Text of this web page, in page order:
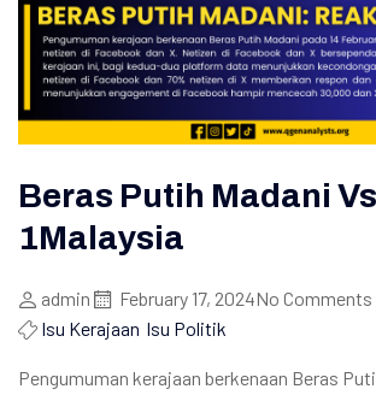
Beras Putih Madani
1Malaysia
admin February 17, 2024No Comments
Isu Kerajaan Isu Politik
Pengumuman kerajaan berkenaan Beras